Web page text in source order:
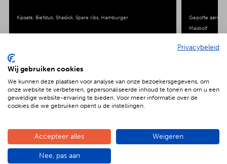
Kipsaté Biefstuk Shaslick Spare ribs Hamburger
Gepofte
Maiskolf
De voordelen van BBQenzo.nl
Privacybeleid
Wij gebruiken cookies
We kunnen deze plaatsen voor analyse van onze bezoekersgegevens, om
onze website te verbeteren, gepersonaliseerde inhoud te tonen en om u een
geweldige website-ervaring te bieden. Voor meer informatie over de
cookies die we gebruiken opent u de instellingen.
Accepteer alles Weigeren
Nee, pas aan